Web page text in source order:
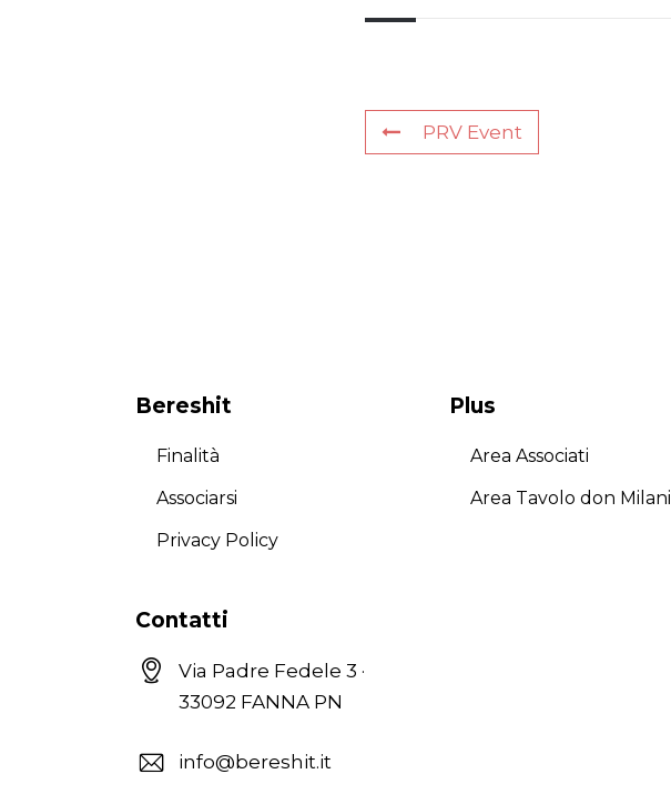
PRV Event
Bereshit
Finalità
Associarsi
Privacy Policy
Plus
Area Associati
Area Tavolo don Milani
Contatti
Via Padre Fedele 3 ·
33092 FANNA PN
info@bereshit.it